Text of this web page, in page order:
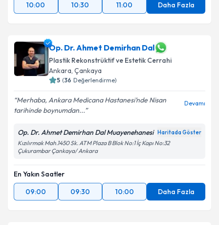
10:00
10:30 11:00 Daha Fazla
Op. Dr. Ahmet Demirhan Dal
Plastik Rekonstrüktif ve Estetik Cerrahi
Ankara, Çankaya
5 (36 Değerlendirme)
Merhaba, Ankara Medicana Hastanesi’nde Nisan
tarihinde boynumdan...
Devamı
Op. Dr. Ahmet Demirhan Dal Muayenehanesi Haritada Göster
Kızılırmak Mah.1450 Sk. ATM Plaza B Blok No:1 İç Kapı No:32
Çukurambar Çankaya/ Ankara
En Yakın Saatler
09:00
09:30 10:00 Daha Fazla